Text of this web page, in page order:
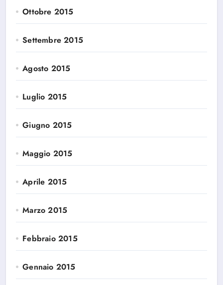
Ottobre 2015
Settembre 2015
Agosto 2015
Luglio 2015
Giugno 2015
Maggio 2015
Aprile 2015
Marzo 2015
Febbraio 2015
Gennaio 2015